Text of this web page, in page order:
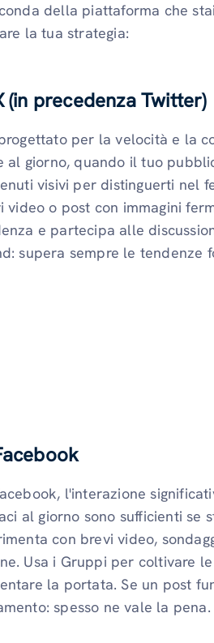
della piattaforma che
la tua strategia:
(in precedenza Twitter)
per la velocità e la
al giorno, quando il tuo
visivi per distinguerti nel
video o post con immagini
e partecipa alle
supera sempre le tendenze
l'interazione
al giorno sono sufficienti se
con brevi video,
Usa i Gruppi per coltivare
la portata. Se un post
spesso ne vale la pena.